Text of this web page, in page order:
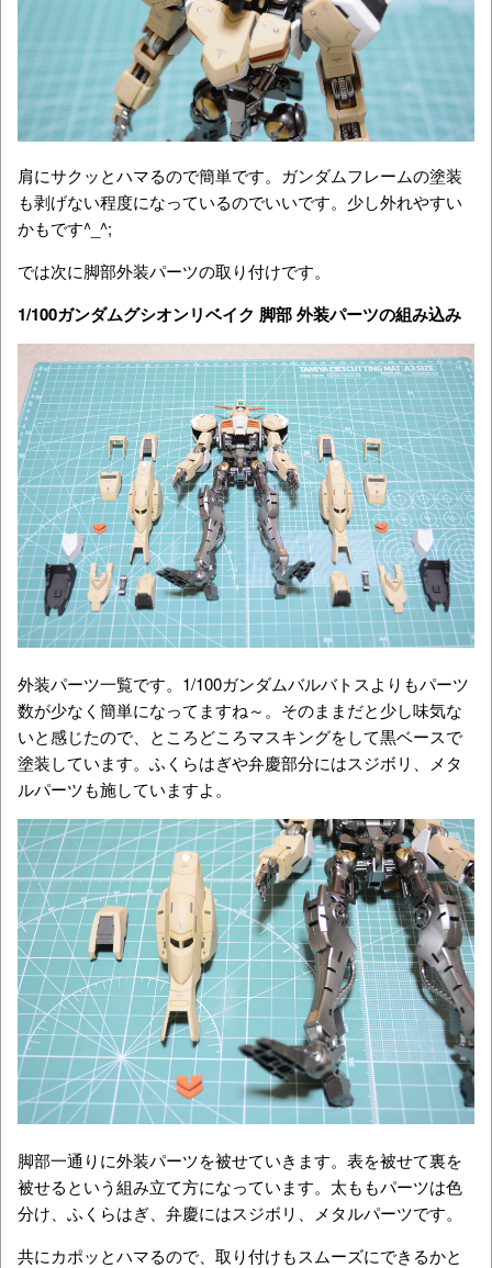
肩にサクッとハマるので簡単です。ガンダムフレームの塗装
も剥げない程度になっているのでいいです。少し外れやすい
かもです^_^;
では次に脚部外装パーツの取り付けです。
1/100ガンダムグシオンリベイク 脚部 外装パーツの組み込み
外装パーツ一覧です。1/100ガンダムバルバトスよりもパーツ
数が少なく簡単になってますね～。そのままだと少し味気な
いと感じたので、ところどころマスキングをして黒ベースで
塗装しています。ふくらはぎや弁慶部分にはスジボリ、メタ
ルパーツも施していますよ。
脚部一通りに外装パーツを被せていきます。表を被せて裏を
被せるという組み立て方になっています。太ももパーツは色
分け、ふくらはぎ、弁慶にはスジボリ、メタルパーツです。
共にカポッとハマるので、取り付けもスムーズにできるかと